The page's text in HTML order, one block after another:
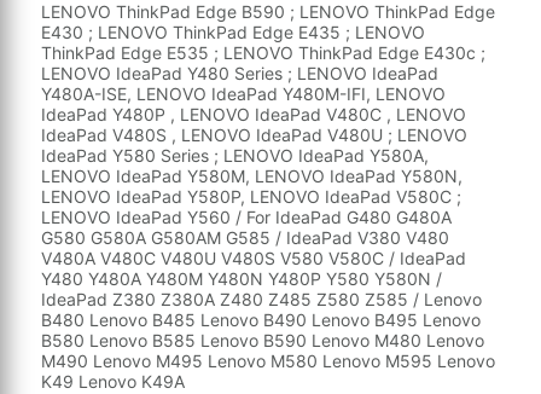
LENOVO ThinkPad Edge B590 ; LENOVO ThinkPad Edge
E430 ; LENOVO ThinkPad Edge E435 ; LENOVO
ThinkPad Edge E535 ; LENOVO ThinkPad Edge E430c ;
LENOVO IdeaPad Y480 Series ; LENOVO IdeaPad
Y480A-ISE, LENOVO IdeaPad Y480M-IFI, LENOVO
IdeaPad Y480P , LENOVO IdeaPad V480C , LENOVO
IdeaPad V480S , LENOVO IdeaPad V480U ; LENOVO
IdeaPad Y580 Series ; LENOVO IdeaPad Y580A,
LENOVO IdeaPad Y580M, LENOVO IdeaPad Y580N,
LENOVO IdeaPad Y580P, LENOVO IdeaPad V580C ;
LENOVO IdeaPad Y560 / For IdeaPad G480 G480A
G580 G580A G580AM G585 / IdeaPad V380 V480
V480A V480C V480U V480S V580 V580C / IdeaPad
Y480 Y480A Y480M Y480N Y480P Y580 Y580N /
IdeaPad Z380 Z380A Z480 Z485 Z580 Z585 / Lenovo
B480 Lenovo B485 Lenovo B490 Lenovo B495 Lenovo
B580 Lenovo B585 Lenovo B590 Lenovo M480 Lenovo
M490 Lenovo M495 Lenovo M580 Lenovo M595 Lenovo
K49 Lenovo K49A